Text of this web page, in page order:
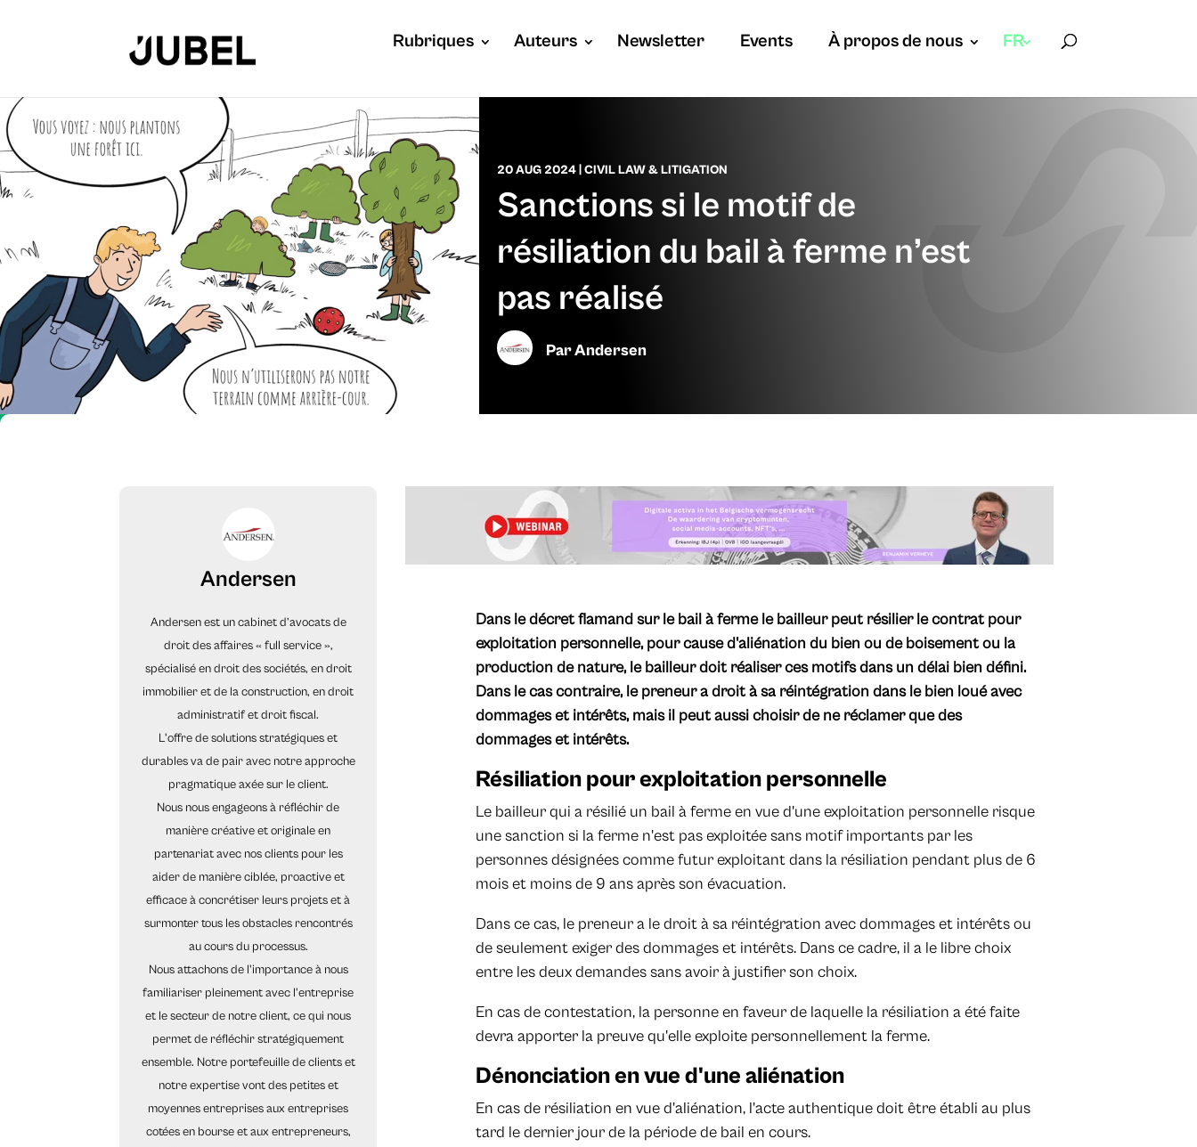
Rubriques Auteurs Newsletter Events À propos de nous FR
20 AUG 2024| CIVIL LAW & LITIGATION
Sanctions si le motif de
résiliation du bail à ferme n’est
pas réalisé
ParAndersen
Andersen
Andersen est un cabinet d’avocats de
droit des affaires « full service »,
spécialisé en droit des sociétés, en droit
immobilier et de la construction, en droit
administratif et droit fiscal.
L'offre de solutions stratégiques et
durables va de pair avec notre approche
pragmatique axée sur le client.
Nous nous engageons à réfléchir de
manière créative et originale en
partenariat avec nos clients pour les
aider de manière ciblée, proactive et
efficace à concrétiser leurs projets et à
surmonter tous les obstacles rencontrés
au cours du processus.
Nous attachons de l'importance à nous
familiariser pleinement avec l'entreprise
et le secteur de notre client, ce qui nous
permet de réfléchir stratégiquement
ensemble. Notre portefeuille de clients et
notre expertise vont des petites et
moyennes entreprises aux entreprises
cotées en bourse et aux entrepreneurs,
Dans le décret flamand sur le bail à ferme le bailleur peut résilier le contrat pour
exploitation personnelle, pour cause d'aliénation du bien ou de boisement ou la
production de nature, le bailleur doit réaliser ces motifs dans un délai bien défini.
Dans le cas contraire, le preneur a droit à sa réintégration dans le bien loué avec
dommages et intérêts, mais il peut aussi choisir de ne réclamer que des
dommages et intérêts.
Résiliation pour exploitation personnelle
Le bailleur qui a résilié un bail à ferme en vue d'une exploitation personnelle risque
une sanction si la ferme n'est pas exploitée sans motif importants par les
personnes désignées comme futur exploitant dans la résiliation pendant plus de 6
mois et moins de 9 ans après son évacuation.
Dans ce cas, le preneur a le droit à sa réintégration avec dommages et intérêts ou
de seulement exiger des dommages et intérêts. Dans ce cadre, il a le libre choix
entre les deux demandes sans avoir à justifier son choix.
En cas de contestation, la personne en faveur de laquelle la résiliation a été faite
devra apporter la preuve qu'elle exploite personnellement la ferme.
Dénonciation en vue d'une aliénation
En cas de résiliation en vue d'aliénation, l'acte authentique doit être établi au plus
tard le dernier jour de la période de bail en cours.